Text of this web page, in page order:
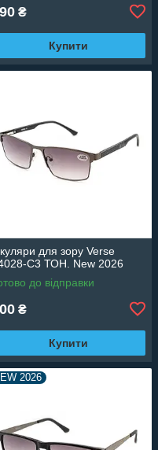
₴
Купити
для зору Verse
C3 ТОН. New 2026
до відправки
₴
Купити
2026